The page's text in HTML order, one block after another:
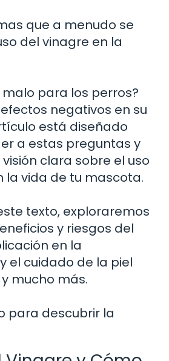
que a menudo se
del vinagre en la
malo para los perros?
negativos en su
está diseñado
a estas preguntas y
clara sobre el uso
la vida de tu mascota.
texto, exploraremos
y riesgos del
en la
el cuidado de la piel
mucho más.
para descubrir la